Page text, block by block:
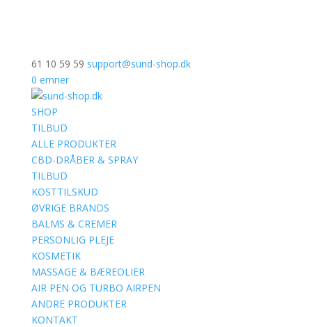
61 10 59 59 support@sund-shop.dk
0 emner
SHOP
TILBUD
ALLE PRODUKTER
CBD-DRÅBER & SPRAY
TILBUD
KOSTTILSKUD
ØVRIGE BRANDS
BALMS & CREMER
PERSONLIG PLEJE
KOSMETIK
MASSAGE & BÆREOLIER
AIR PEN OG TURBO AIRPEN
ANDRE PRODUKTER
KONTAKT